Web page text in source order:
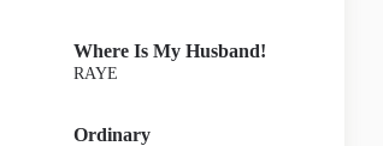
Where Is My Husband!
RAYE
Ordinary